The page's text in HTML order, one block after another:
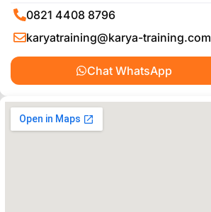
0821 4408 8796
karyatraining@karya-training.com
Chat WhatsApp